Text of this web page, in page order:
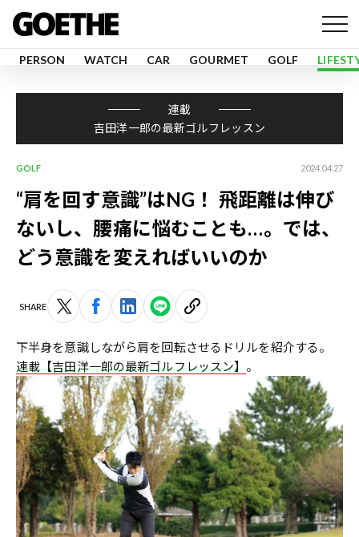
PERSON WATCH CAR GOURMET GOLF
連載
吉田洋一郎の最新ゴルフレッスン
GOLF 2024.04.27
“肩を回す意識”はNG！ 飛距離は伸び
ないし、腰痛に悩むことも…。では、
どう意識を変えればいいのか
SHARE
下半身を意識しながら肩を回転させるドリルを紹介する。
連載【吉田洋一郎の最新ゴルフレッスン】 。